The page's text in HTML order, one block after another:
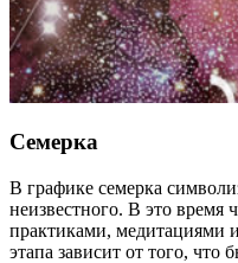
Семерка
В графике семерка
неизвестного. В это время
практиками, медитациями
этапа зависит от того, что